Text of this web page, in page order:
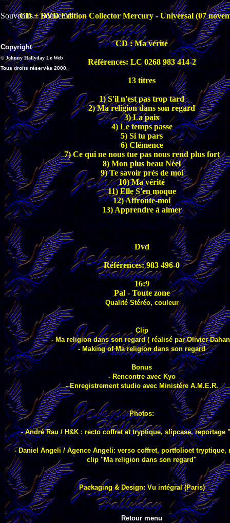
Souvenirs... Souvenirs
Copyright
© Johnny Hallyday Le Web
Tous droits réservés 2000.
CD + DVD Edition Collector Mercury - Universal (07
CD : Ma vérité
Références: LC 0268 983 414-2
13 titres
1) S'il n'est pas trop tard
2) Ma religion dans son regard
3) La paix
4) Le temps passe
5) Si tu pars
6) Clémence
7) Ce qui ne nous tue pas nous rend plus fort
8) Mon plus beau Néel
9) Te savoir prés de moi
10) Ma vérité
11) Elle S'en moque
12) Affronte-moi
13) Apprendre à aimer
Dvd
Références: 983 496-0
16:9
Pal - Toute zone
Qualité Stéréo, couleur
Clip
- Ma religion dans son regard ( réalisé par Olivier
- Making of Ma religion dans son regard
Bonus
- Rencontre avec Kyo
- Enregistrement studio avec Ministére A.M.E.R.
Photos:
- André Rau / H&K : recto coffret et tryptique, slipcase, reportage
- Daniel Angeli / Agence Angeli: verso coffret, portfolioet tryptique,
clip "Ma religion dans son regard"
Packaging & Design: Vu intégral (Paris)
Retour menu